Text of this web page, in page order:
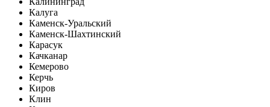
Калуга
Каменск-Уральский
Каменск-Шахтинский
Карасук
Качканар
Кемерово
Керчь
Киров
Клин